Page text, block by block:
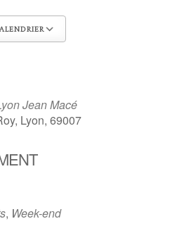
Jean Macé
Lyon, 69007
, Week-end